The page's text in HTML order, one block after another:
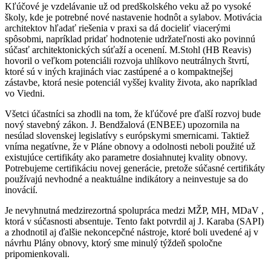
Kľúčové je vzdelávanie už od predškolského veku až po vysoké
školy, kde je potrebné nové nastavenie hodnôt a sylabov. Motivácia
architektov hľadať riešenia v praxi sa dá docieliť viacerými
spôsobmi, napríklad pridať hodnotenie udržateľnosti ako povinnú
súčasť architektonických súťaží a ocenení. M.Stohl (HB Reavis)
hovoril o veľkom potenciáli rozvoja uhlíkovo neutrálnych štvrtí,
ktoré sú v iných krajinách viac zastúpené a o kompaktnejšej
zástavbe, ktorá nesie potenciál vyššej kvality života, ako napríklad
vo Viedni.
Všetci účastníci sa zhodli na tom, že kľúčové pre ďalší rozvoj bude
nový stavebný zákon. J. Bendžalová (ENBEE) upozornila na
nesúlad slovenskej legislatívy s európskymi smernicami. Taktiež
vníma negatívne, že v Pláne obnovy a odolnosti neboli použité už
existujúce certifikáty ako parametre dosiahnutej kvality obnovy.
Potrebujeme certifikáciu novej generácie, pretože súčasné certifikáty
používajú nevhodné a neaktuálne indikátory a neinvestuje sa do
inovácií.
Je nevyhnutná medzirezortná spolupráca medzi MŽP, MH, MDaV ,
ktorá v súčasnosti absentuje. Tento fakt potvrdil aj J. Karaba (SAPI)
a zhodnotil aj ďalšie nekoncepčné nástroje, ktoré boli uvedené aj v
návrhu Plány obnovy, ktorý sme minulý týždeň spoločne
pripomienkovali.